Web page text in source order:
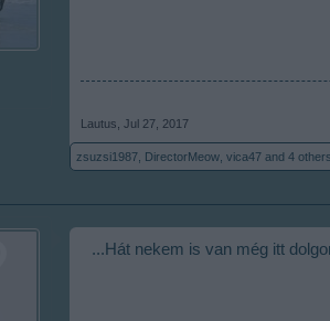
Lautus Jul 27, 2017
zsuzsi1987 DirectorMeow vica47 and 4 others
...Hát nekem is van még itt